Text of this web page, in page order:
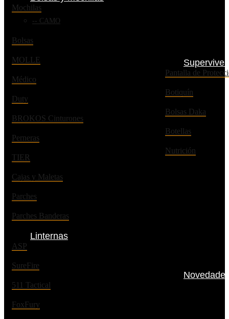
Mochilas
CAMO
Bolsas
MOLLE
Médico
Duty
BROKOS Cinturones
Perneras
TIER
Cajas y Maletas
Parches
Parches Banderas
Pantalla de
Botiquín
Bolsas Daka
Botellas
Nutrición
Linternas
ASP
SureFire
511 Tactical
FoxFury